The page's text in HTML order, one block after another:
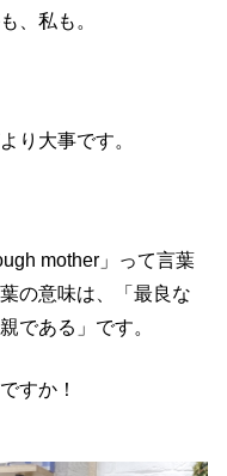
、私も。
り大事です。
mother 」って言葉
の意味は、「最良な
である」です。
すか！